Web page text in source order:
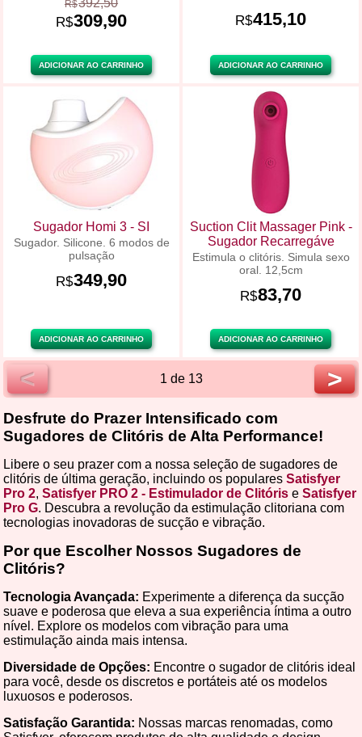
R$392,50
R$309,90
ADICIONAR AO CARRINHO
R$415,10
ADICIONAR AO CARRINHO
Sugador Homi 3 - SI
Sugador. Silicone. 6 modos de
pulsação
R$349,90
ADICIONAR AO CARRINHO
Suction Clit Massager Pink -
Sugador Recarregáve
Estimula o clitóris. Simula sexo
oral. 12,5cm
R$83,70
ADICIONAR AO CARRINHO
< 1 de 13 >
Desfrute do Prazer Intensificado com
Sugadores de Clitóris de Alta Performance!
Libere o seu prazer com a nossa seleção de sugadores de
clitóris de última geração, incluindo os populares Satisfyer
Pro 2, Satisfyer PRO 2 - Estimulador de Clitóris e Satisfyer
Pro G. Descubra a revolução da estimulação clitoriana com
tecnologias inovadoras de sucção e vibração.
Por que Escolher Nossos Sugadores de
Clitóris?
Tecnologia Avançada: Experimente a diferença da sucção
suave e poderosa que eleva a sua experiência íntima a outro
nível. Explore os modelos com vibração para uma
estimulação ainda mais intensa.
Diversidade de Opções: Encontre o sugador de clitóris ideal
para você, desde os discretos e portáteis até os modelos
luxuosos e poderosos.
Satisfação Garantida: Nossas marcas renomadas, como